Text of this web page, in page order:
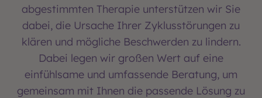
abgestimmten Therapie unterstützen wir Sie
dabei, die Ursache Ihrer Zyklusstörungen zu
klären und mögliche Beschwerden zu lindern.
Dabei legen wir großen Wert auf eine
einfühlsame und umfassende Beratung, um
gemeinsam mit Ihnen die passende Lösung zu